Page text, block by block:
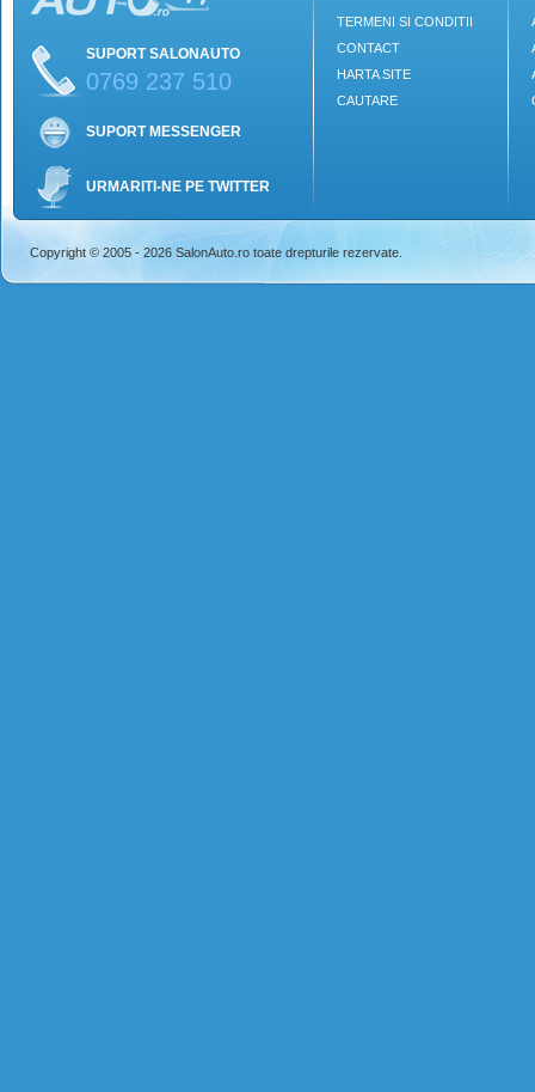
SUPORT SALONAUTO
0769 237 510
SUPORT MESSENGER
URMARITI-NE PE TWITTER
TERMENI SI CONDITII
CONTACT
HARTA SITE
CAUTARE
Copyright © 2005 - 2026 SalonAuto.ro toate drepturile rezervate.